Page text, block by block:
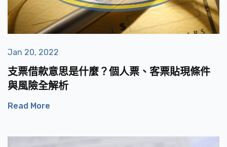
Jan 20, 2022
支票借款意思是什麼？個人票、客票貼現條件
與風險全解析
Read More